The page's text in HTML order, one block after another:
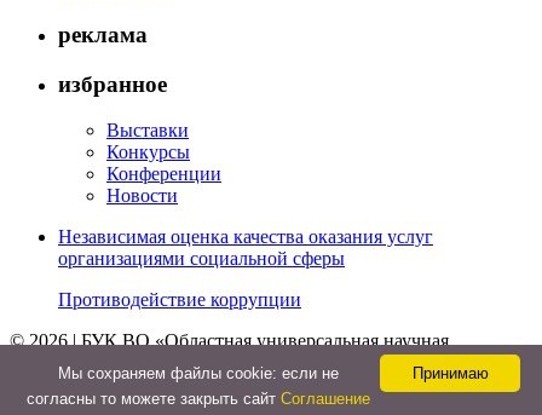
реклама
избранное
Выставки
Конкурсы
Конференции
Новости
Независимая оценка качества оказания услуг
организациями социальной сферы
Противодействие коррупции
© 2026 | БУК ВО «Областная универсальная научная
библиотека»
Принимаю
Мы cохраняем файлы cookie: если не
согласны то можете закрыть сайт Соглашение